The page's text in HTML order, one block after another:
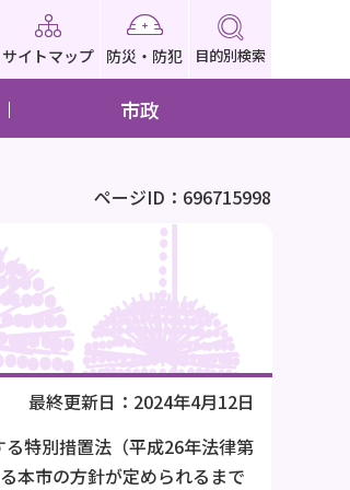
サイトマップ 防災・防犯 目的別検索
市政
ページID：696715998
最終更新日：2024年4月12日
特別措置法（平成26年法律第
本市の方針が定められるまで